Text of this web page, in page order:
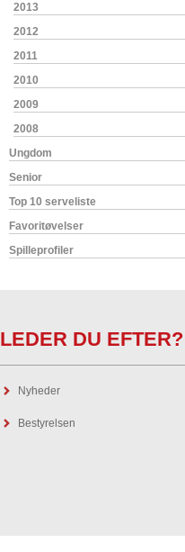
2013
2012
2011
2010
2009
2008
Ungdom
Senior
Top 10 serveliste
Favoritøvelser
Spilleprofiler
LEDER DU EFTER?
Nyheder
Bestyrelsen